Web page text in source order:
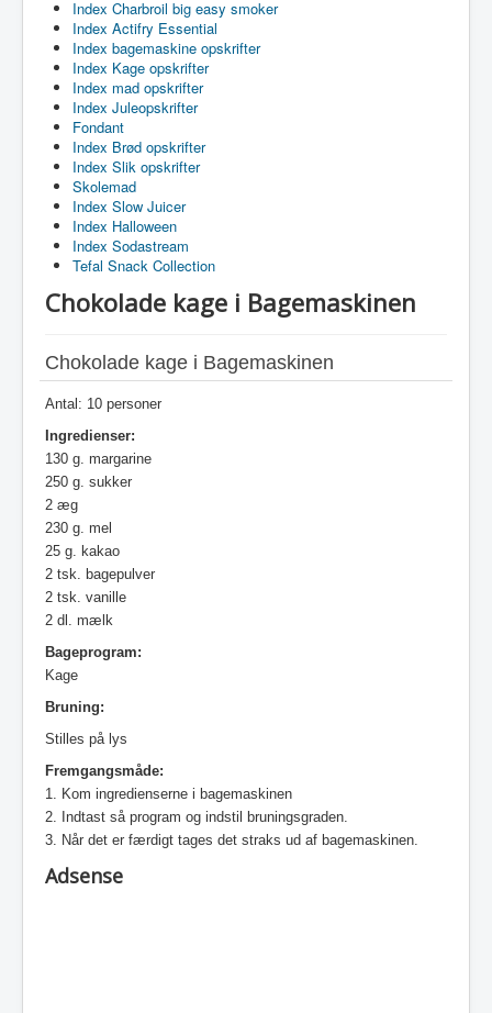
Index Charbroil big easy smoker
Index Actifry Essential
Index bagemaskine opskrifter
Index Kage opskrifter
Index mad opskrifter
Index Juleopskrifter
Fondant
Index Brød opskrifter
Index Slik opskrifter
Skolemad
Index Slow Juicer
Index Halloween
Index Sodastream
Tefal Snack Collection
Chokolade kage i Bagemaskinen
Chokolade kage i Bagemaskinen
Antal: 10 personer
Ingredienser:
130 g. margarine
250 g. sukker
2 æg
230 g. mel
25 g. kakao
2 tsk. bagepulver
2 tsk. vanille
2 dl. mælk
Bageprogram:
Kage
Bruning:
Stilles på lys
Fremgangsmåde:
1. Kom ingredienserne i bagemaskinen
2. Indtast så program og indstil bruningsgraden.
3. Når det er færdigt tages det straks ud af bagemaskinen.
Adsense